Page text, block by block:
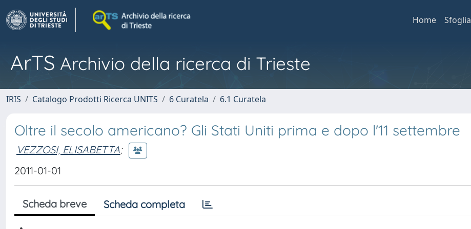
Home Sfoglia
ArTS Archivio della ricerca di Trieste
IRIS Catalogo Prodotti Ricerca UNITS 6 Curatela 6.1 Curatela
Oltre il secolo americano? Gli Stati Uniti prima e dopo l'11 settembre
VEZZOSI, ELISABETTA;
2011-01-01
Scheda breve Scheda completa